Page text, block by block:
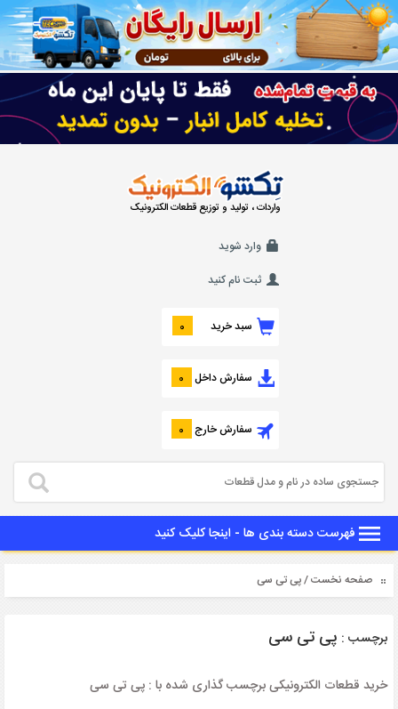
واردات ، تولید و توزیع قطعات الکترونیک
وارد شوید
ثبت نام کنید
سبد خرید 0
سفارش داخل 0
سفارش خارج 0
فهرست دسته بندی ها - اینجا کلیک کنید
صفحه نخست/ پی تی سی
برچسب : پی تی سی
خرید قطعات الکترونیکی برچسب گذاری شده با : پی تی سی